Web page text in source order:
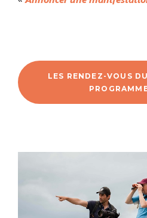
LES RENDEZ-VOUS